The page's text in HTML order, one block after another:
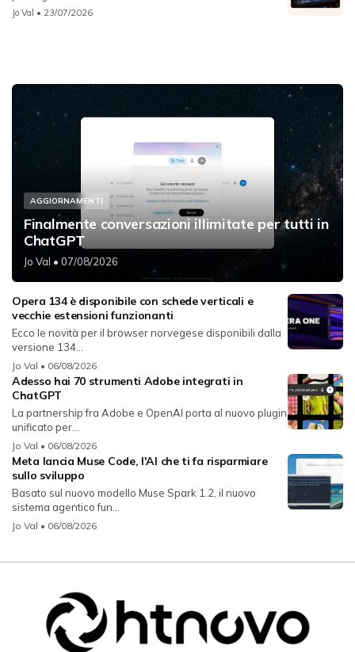
Jo Val • 23/07/2026
AGGIORNAMENTI
Finalmente conversazioni illimitate per tutti in
ChatGPT
Jo Val • 07/08/2026
Opera 134 è disponibile con schede verticali e
vecchie estensioni funzionanti
Ecco le novità per il browser norvegese disponibili dalla
versione 134...
Jo Val • 06/08/2026
Adesso hai 70 strumenti Adobe integrati in
ChatGPT
La partnership fra Adobe e OpenAI porta al nuovo plugin
unificato per...
Jo Val • 06/08/2026
Meta lancia Muse Code, l'AI che ti fa risparmiare
sullo sviluppo
Basato sul nuovo modello Muse Spark 1.2, il nuovo
sistema agentico fun...
Jo Val • 06/08/2026